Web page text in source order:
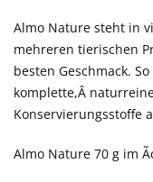
Almo Nature steht in
mehreren tierischen
besten Geschmack.
komplette,Â
Konservierungsstoffe
Almo Nature 70 g im